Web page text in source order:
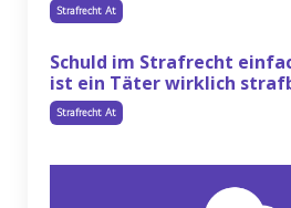
Strafrecht At
Schuld im Strafrecht
ist ein Täter wirklich
Strafrecht At